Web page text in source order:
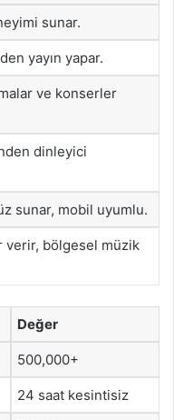
sunar.
yayın yapar.
ve konserler
dinleyici
sunar, mobil uyumlu.
verir, bölgesel müzik
Değer
500,000+
24 saat kesintisiz